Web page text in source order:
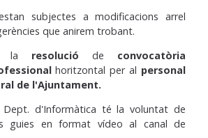
subjectes a modificacions arrel
que anirem trobant.
la resolució de convocatòria
horitzontal per al personal
de l'Ajuntament.
d'Informàtica té la voluntat de
guies en format vídeo al canal de